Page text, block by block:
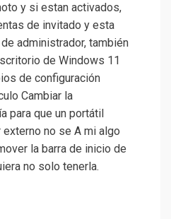
y si estan activados,
de invitado y esta
administrador, también
de Windows 11
de configuración
Cambiar la
para que un portátil
no se A mi algo
la barra de inicio de
no solo tenerla.